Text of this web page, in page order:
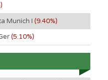
Munich I (9.40%)
(5.10%)